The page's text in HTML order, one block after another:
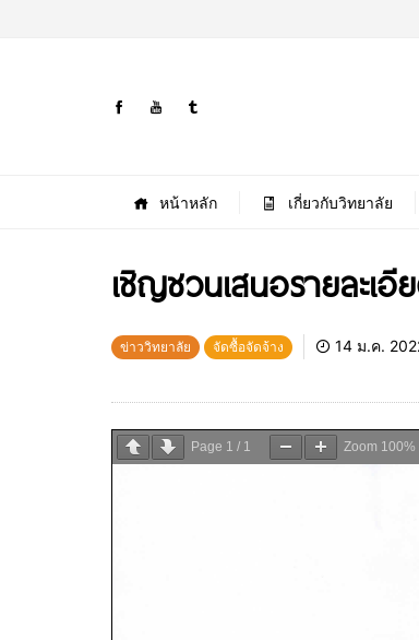
หน้าหลัก เกี่ยวกับวิทยาลัย
เชิญชวนเสนอรายละ
ข่าววิทยาลัย จัดซื้อจัดจ้าง 14 ม.ค.
Page 1 / 1 Zoom 100%